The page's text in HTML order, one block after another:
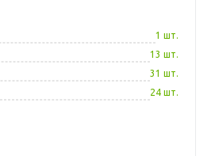
1 шт.
13 шт.
31 шт.
24 шт.